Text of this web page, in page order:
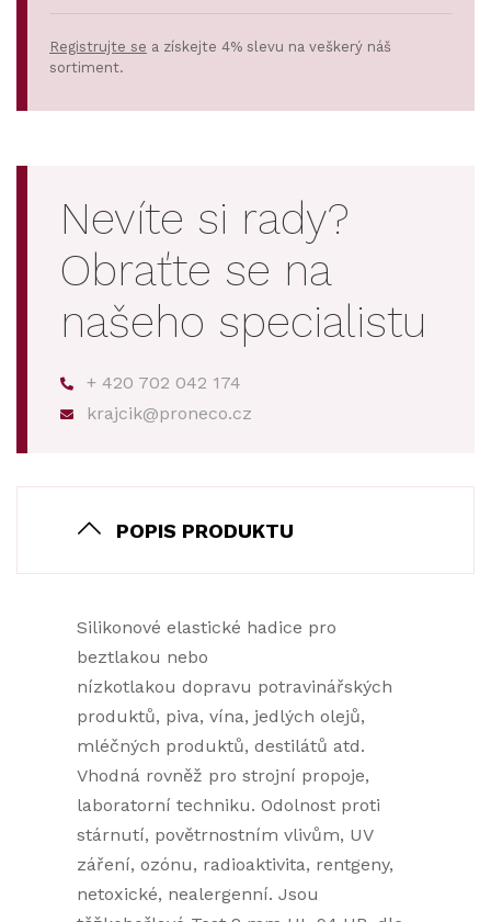
Registrujte se a získejte 4% slevu na veškerý náš
sortiment.
Nevíte si rady?
Obraťte se na
našeho specialistu
+ 420 702 042 174
krajcik@proneco.cz
POPIS PRODUKTU
Silikonové elastické hadice pro
beztlakou nebo
nízkotlakou dopravu potravinářských
produktů, piva, vína, jedlých olejů,
mléčných produktů, destilátů atd.
Vhodná rovněž pro strojní propoje,
laboratorní techniku. Odolnost proti
stárnutí, povětrnostním vlivům, UV
záření, ozónu, radioaktivita, rentgeny,
netoxické, nealergenní. Jsou